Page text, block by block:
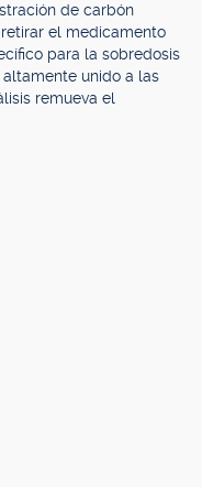
de carbón
el medicamento
para la sobredosis
altamente unido a las
remueva el